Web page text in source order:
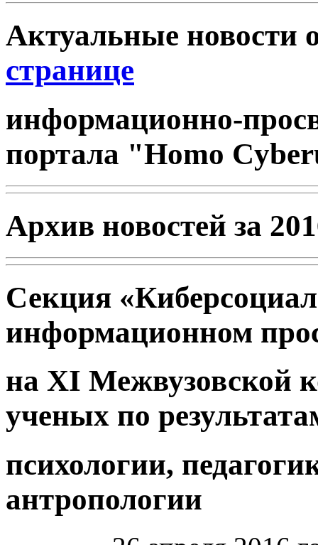
Актуальные новости
странице​
информационно-
портала "Homo
Архив новостей за
Секция
информационном
на XI Межвузовской
ученых по
психологии,
антропологии